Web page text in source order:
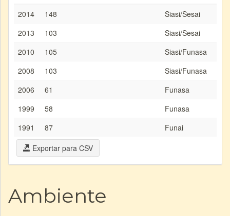
2014
148
Siasi/Sesai
2013
103
Siasi/Sesai
2010
105
Siasi/Funasa
2008
103
Siasi/Funasa
2006
61
Funasa
1999
58
Funasa
1991
87
Funai
Exportar para CSV
Ambiente